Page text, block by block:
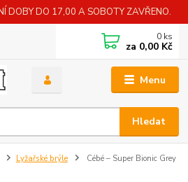
DOBY DO 17,00 A SOBOTY ZAVŘENO.
Menu
Hledat
0 ks
za 0,00 Kč
Lyžařské brýle
Cébé – Super Bionic Grey